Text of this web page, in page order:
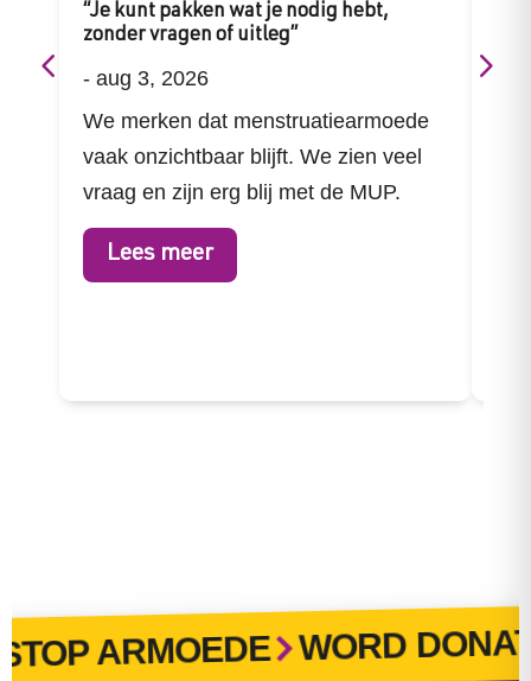
“Je kunt pakken wat je nodig hebt,
zonder vragen of uitleg”
- aug 3, 2026
We merken dat menstruatiearmoede
vaak onzichtbaar blijft. We zien veel
vraag en zijn erg blij met de MUP.
Lees meer
ARMOEDE WORD